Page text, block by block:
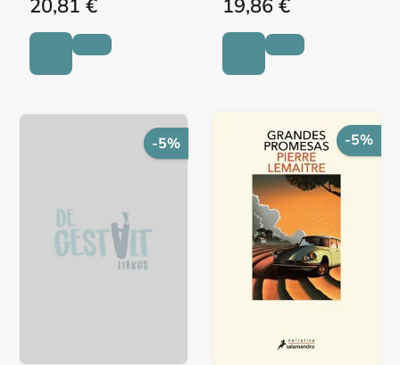
20,81 € 19,86 €
-5% -5%